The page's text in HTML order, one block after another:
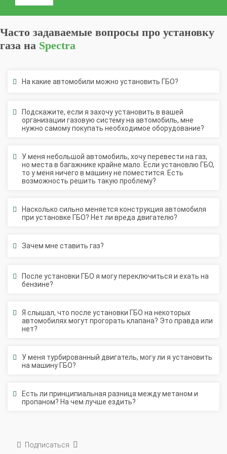
газа наSpectra
организации газовую систему на автомобиль, мне
нужно самому покупать необходимое оборудование?
но места в багажнике крайне мало. Если установлю ГБО,
то у меня ничего в машину не поместится. Есть
возможность решить такую проблему?
при установке ГБО? Нет ли вреда двигателю?
бензине?
автомобилях могут прогорать клапана? Это правда или
нет?
на машину ГБО?
пропаном? На чем лучше ездить?